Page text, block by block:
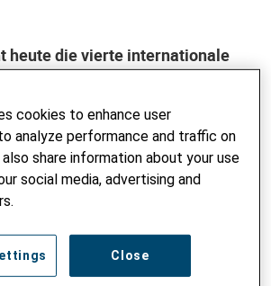
heute die vierte internationale
demonstrierten
Organisationen aus der
gerechtere
Die Schlusserklärung steht
keine entscheidenden
sie wichtige
zur Steuer- und
cookies to enhance user
analyze performance and traffic on
share information about your use
social media, advertising and
Close